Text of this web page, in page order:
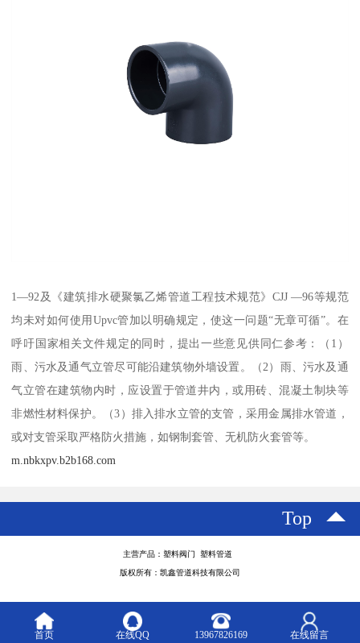
1—92及《建筑排水硬聚氯乙烯管道工程技术规范》CJJ —96等规范
均未对如何使用Upvc管加以明确规定，使这一问题“无章可循”。在
呼吁国家相关文件规定的同时，提出一些意见供同仁参考：（1）
雨、污水及通气立管尽可能沿建筑物外墙设置。（2）雨、污水及通
气立管在建筑物内时，应设置于管道井内，或用砖、混凝土制块等
非燃性材料保护。（3）排入排水立管的支管，采用金属排水管道，
或对支管采取严格防火措施，如钢制套管、无机防火套管等。
m.nbkxpv.b2b168.com
Top
主营产品：塑料阀门 塑料管道
版权所有：凯鑫管道科技有限公司
首页 在线QQ 13967826169 在线留言